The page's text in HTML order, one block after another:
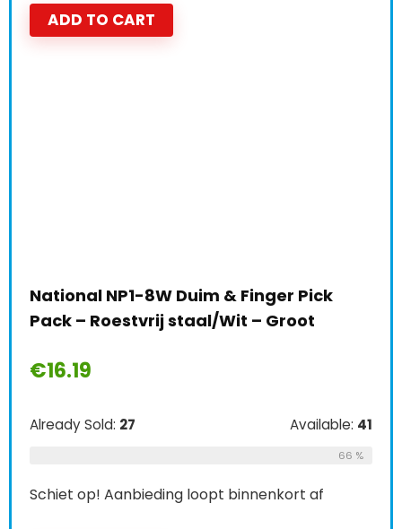
ADD TO CART
National NP1-8W Duim & Finger Pick
Pack – Roestvrij staal/Wit – Groot
€16.19
Already Sold: 27 Available: 41
66 %
Schiet op! Aanbieding loopt binnenkort af